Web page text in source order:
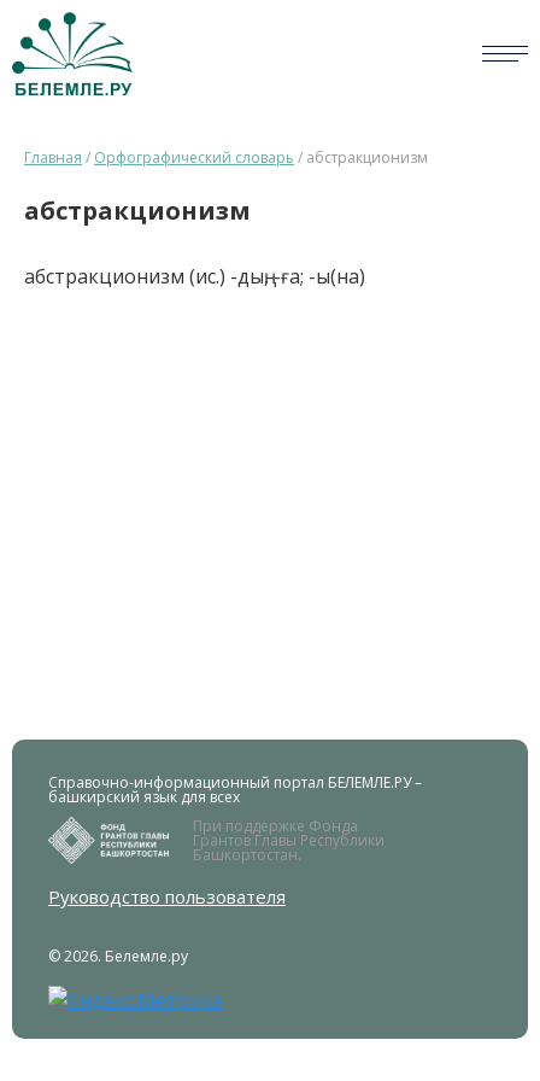
ОПРОС
БИБЛИОТЕКА
СПРАВКА
Главная / Орфографический словарь / абстракционизм
абстракционизм
абстракционизм (ис.) -дың, -ға; -ы(на)
Справочно-информационный портал БЕЛЕМЛЕ.РУ –
башкирский язык для всех
При поддержке Фонда
Грантов Главы Республики
Башкортостан.
Руководство пользователя
© 2026. Белемле.ру